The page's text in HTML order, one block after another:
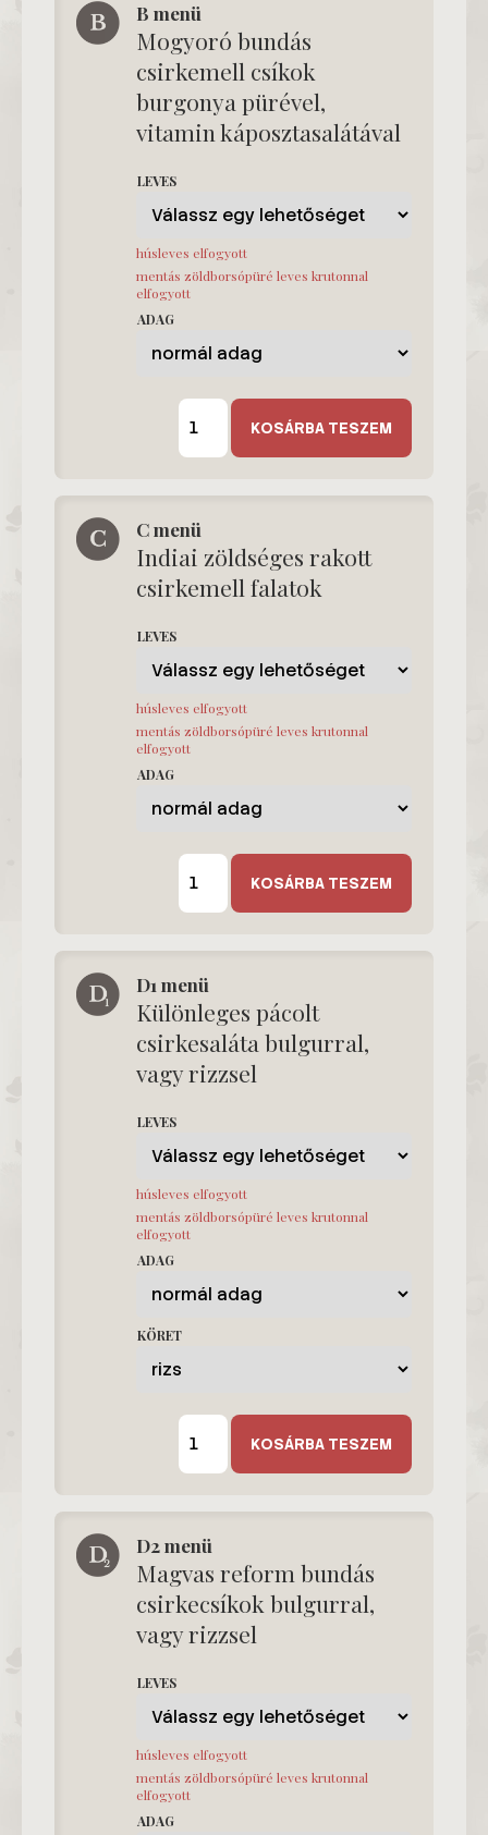
B menü
Mogyoró bundás
csirkemell csíkok
burgonya pürével,
vitamin káposztasalátával
LEVES
húsleves elfogyott
mentás zöldborsópüré leves krutonnal
elfogyott
ADAG
B
menü
mennyiség
KOSÁRBA TESZEM
C menü
Indiai zöldséges rakott
csirkemell falatok
LEVES
húsleves elfogyott
mentás zöldborsópüré leves krutonnal
elfogyott
ADAG
C
menü
mennyiség
KOSÁRBA TESZEM
D1 menü
Különleges pácolt
csirkesaláta bulgurral,
vagy rizzsel
LEVES
húsleves elfogyott
mentás zöldborsópüré leves krutonnal
elfogyott
ADAG
KÖRET
D1
menü
mennyiség
KOSÁRBA TESZEM
D2 menü
Magvas reform bundás
csirkecsíkok bulgurral,
vagy rizzsel
LEVES
húsleves elfogyott
mentás zöldborsópüré leves krutonnal
elfogyott
ADAG